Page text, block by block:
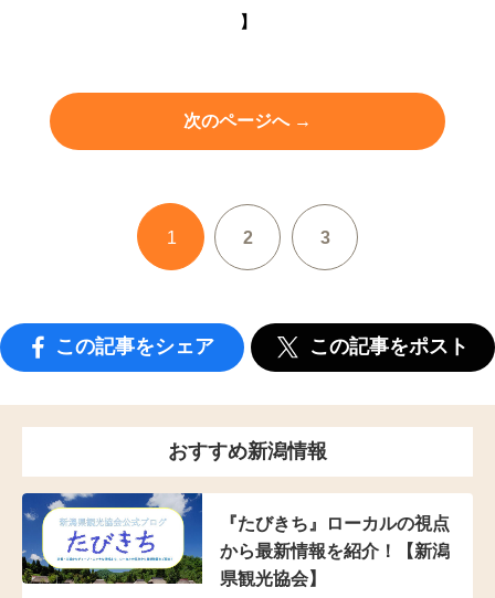
】
次のページへ →
1 2 3
この記事をシェア この記事をポスト
おすすめ新潟情報
『たびきち』ローカルの視点
から最新情報を紹介！【新潟
県観光協会】